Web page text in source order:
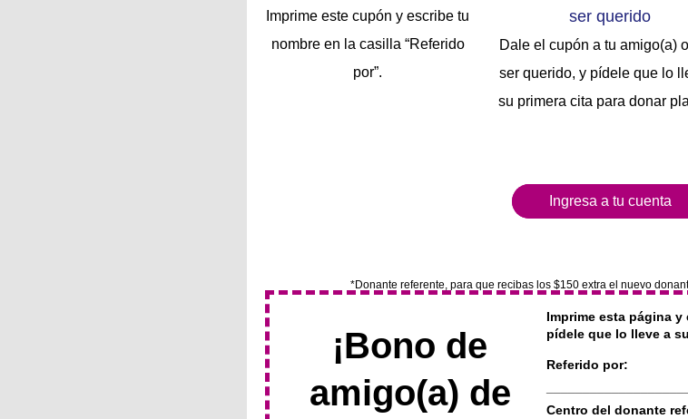
Imprime este cupón y escribe tu
nombre en la casilla “Referido
por”.
ser querido
Dale el cupón a tu amigo(a)
ser querido, y pídele que lo
su primera cita para donar
Ingresa a tu cuenta
*Donante referente, para que recibas los $150 extra el nuevo
¡Bono de
amigo(a) de
Imprime esta página
pídele que lo lleve a
Referido por:
Centro del donante